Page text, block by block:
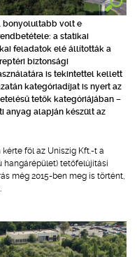
bonyolultabb volt e
a statikai
feladatok elé állították a
biztonsági
is tekintettel kellett
kategóriadíjat is nyert az
tetők kategóriájában –
anyag alapján készült az
föl az Uniszig Kft.-t a
hangárépület) tetőfelújítási
még 2015-ben meg is történt,